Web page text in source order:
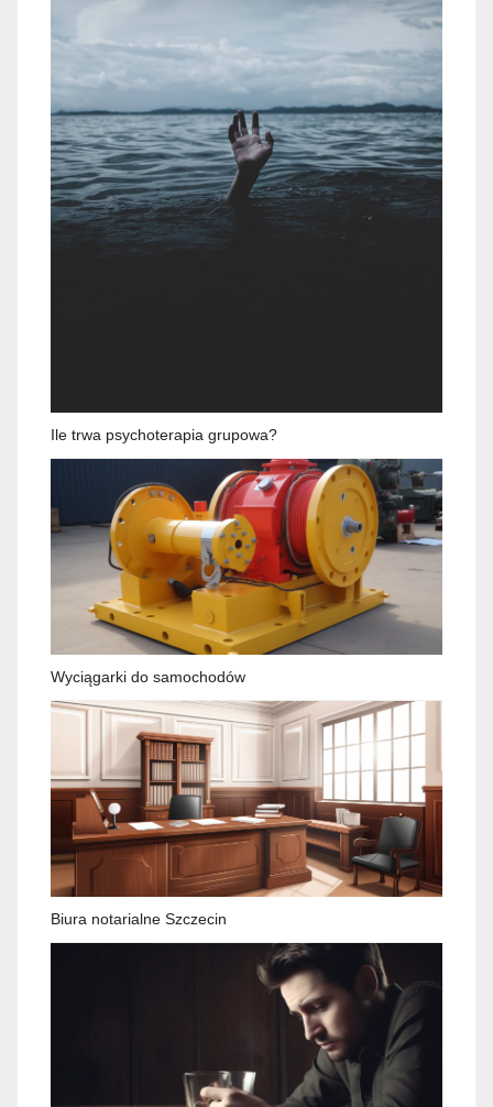
Ile trwa psychoterapia grupowa?
Wyciągarki do samochodów
Biura notarialne Szczecin